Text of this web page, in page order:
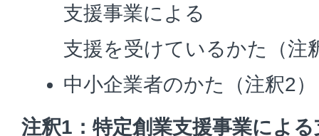
支援事業による
支援を受けているかた（注
中小企業者のかた（注釈2）
注釈1：特定創業支援事業によ